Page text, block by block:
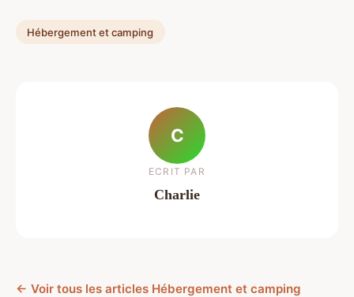
Hébergement et camping
C
ECRIT PAR
Charlie
← Voir tous les articles Hébergement et camping